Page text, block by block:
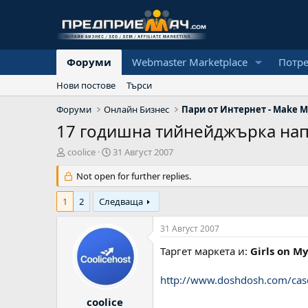
Форуми Webmaster Marketplace
Нови постове
Търси
Форуми
Онлайн Бизнес Пари от Интернет - Make
17 годишна тийнейджърка
А
т
о
coolice
Н
ч
а
л
н
а
а
т
31 Август 2007
Not open for further replies.
1 2 Следваща
coolice
31 Август 2007
Таргет маркета и: Girls on
http://www.doshdosh.com/